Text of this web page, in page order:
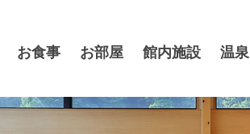
お食事 お部屋 館内施設 温泉